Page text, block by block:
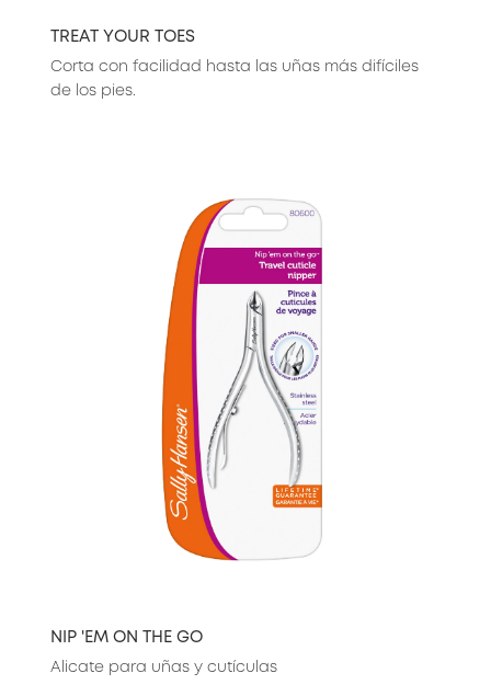
TREAT YOUR TOES
Corta con facilidad hasta las uñas más difíciles
de los pies.
NIP 'EM ON THE GO
Alicate para uñas y cutículas